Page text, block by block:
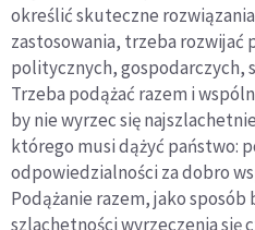
określić skuteczne rozwiązania
zastosowania, trzeba rozwijać
politycznych, gospodarczych,
Trzeba podążać razem i
by nie wyrzec się
którego musi dążyć państwo:
odpowiedzialności za dobro
Podążanie razem, jako
szlachetności wyrzeczenia się